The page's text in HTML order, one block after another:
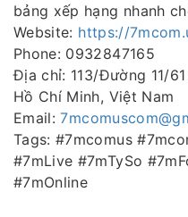
bảng xếp hạng nhanh
Website: https://
Phone: 0932847165
Địa chỉ: 113/Đường 11/
Hồ Chí Minh, Việt Nam
Email:
Tags: #7mcomus
#7mLive #7mTySo
#7mOnline